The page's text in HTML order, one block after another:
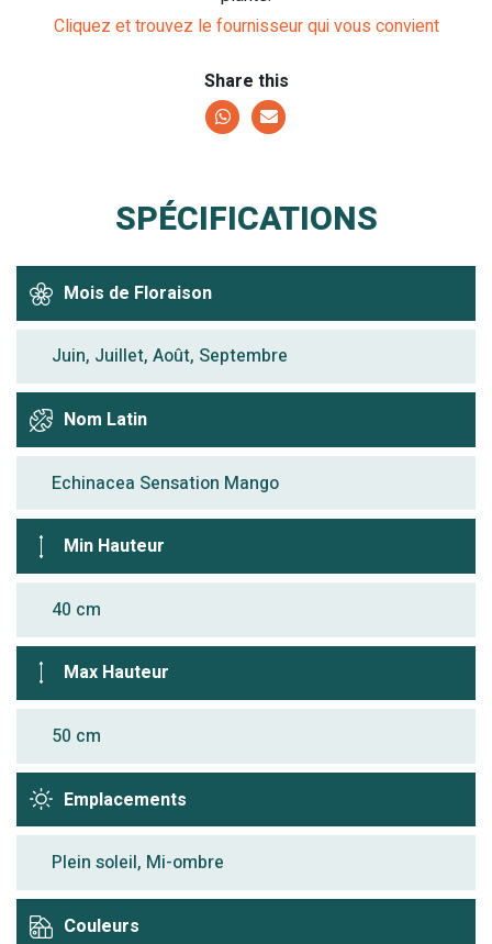
Cliquez et trouvez le fournisseur qui vous convient
Share this
SPÉCIFICATIONS
Mois de Floraison
Juin, Juillet, Août, Septembre
Nom Latin
Echinacea Sensation Mango
Min Hauteur
40 cm
Max Hauteur
50 cm
Emplacements
Plein soleil, Mi-ombre
Couleurs